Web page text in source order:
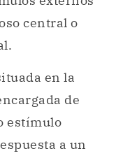
central o
en la
de
estímulo
a un